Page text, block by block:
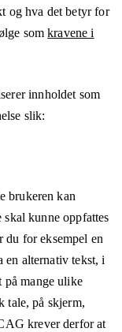
og hva det betyr for
somkravene i
innholdet som
slik:
brukeren kan
kunne oppfattes
du for eksempel en
en alternativ tekst, i
på mange ulike
tale, på skjerm,
krever derfor at